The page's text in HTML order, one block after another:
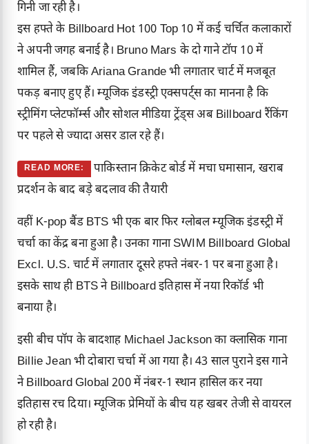
गिनी जा रही है।
इस हफ्ते के Billboard Hot 100 Top 10 में कई चर्चित कलाकारों
ने अपनी जगह बनाई है। Bruno Mars के दो गाने टॉप 10 में
शामिल हैं, जबकि Ariana Grande भी लगातार चार्ट में मजबूत
पकड़ बनाए हुए हैं। म्यूजिक इंडस्ट्री एक्सपर्ट्स का मानना है कि
स्ट्रीमिंग प्लेटफॉर्म्स और सोशल मीडिया ट्रेंड्स अब Billboard रैंकिंग
पर पहले से ज्यादा असर डाल रहे हैं।
READ MORE:
पाकिस्तान क्रिकेट बोर्ड में मचा घमासान, खराब
प्रदर्शन के बाद बड़े बदलाव की तैयारी
वहीं K-pop बैंड BTS भी एक बार फिर ग्लोबल म्यूजिक इंडस्ट्री में
चर्चा का केंद्र बना हुआ है। उनका गाना SWIM Billboard Global
Excl. U.S. चार्ट में लगातार दूसरे हफ्ते नंबर-1 पर बना हुआ है।
इसके साथ ही BTS ने Billboard इतिहास में नया रिकॉर्ड भी
बनाया है।
इसी बीच पॉप के बादशाह Michael Jackson का क्लासिक गाना
Billie Jean भी दोबारा चर्चा में आ गया है। 43 साल पुराने इस गाने
ने Billboard Global 200 में नंबर-1 स्थान हासिल कर नया
इतिहास रच दिया। म्यूजिक प्रेमियों के बीच यह खबर तेजी से वायरल
हो रही है।